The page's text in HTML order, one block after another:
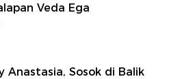
Veda Ega
Anastasia, Sosok di Balik